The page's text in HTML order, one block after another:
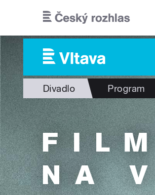
Divadlo Program